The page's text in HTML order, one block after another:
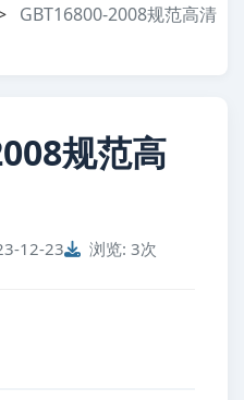
GBT16800-2008规范高清
规范高
12-23 浏览: 3次